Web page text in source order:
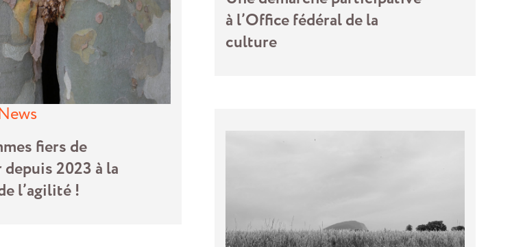
à l’Office fédéral de la
culture
fiers de
2023 à la
l’agilité !